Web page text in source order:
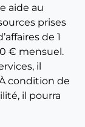
aide au
prises
de 1
€ mensuel.
il
condition de
il pourra